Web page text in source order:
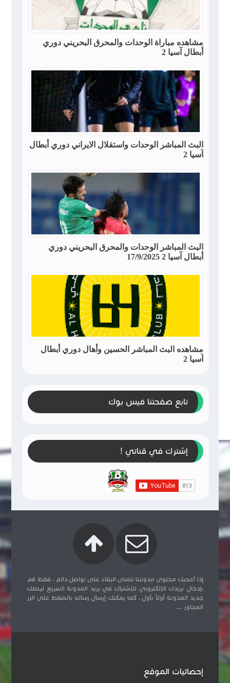
مشاهده مباراة الوحدات والمحرق البحريني دوري
أبطال آسيا 2
البث المباشر الوحدات واستقلال الايراني دوري أبطال
آسيا 2
البث المباشر الوحدات والمحرق البحريني دوري
أبطال آسيا 2 17/9/2025
مشاهده البث المباشر الحسين وأهال دوري أبطال
آسيا 2
تابع صفحتنا فيس بوك
إشترك في قناتي !
إذا أعجبك محتوى مدونتنا نتمنى البقاء على تواصل دائم ، فقط قم
بإدخال بريدك الإلكتروني للإشتراك في بريد المدونة السريع ليصلك
جديد المدونة أولاً بأول ، كما يمكنك إرسال رساله بالضغط على الزر
المجاور ...
إحصائيات الموقع